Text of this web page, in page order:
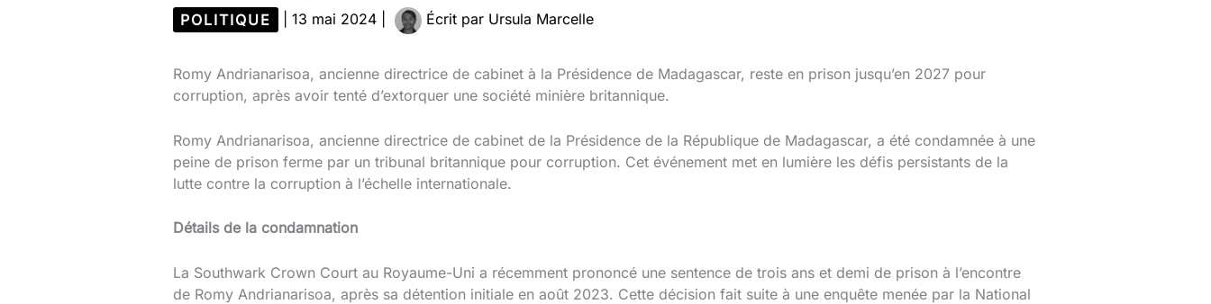
POLITIQUE 13 mai 2024 Écrit par Ursula Marcelle
Romy Andrianarisoa, ancienne directrice de cabinet à la Présidence de Madagascar, reste en prison jusqu’en 2027 pour
corruption, après avoir tenté d’extorquer une société minière britannique.
Romy Andrianarisoa, ancienne directrice de cabinet de la Présidence de la République de Madagascar, a été condamnée à une
peine de prison ferme par un tribunal britannique pour corruption. Cet événement met en lumière les défis persistants de la
lutte contre la corruption à l’échelle internationale.
Détails de la condamnation
La Southwark Crown Court au Royaume-Uni a récemment prononcé une sentence de trois ans et demi de prison à l’encontre
de Romy Andrianarisoa, après sa détention initiale en août 2023. Cette décision fait suite à une enquête menée par la National